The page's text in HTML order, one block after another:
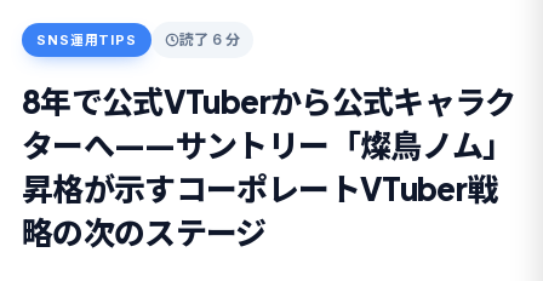
SNS運用TIPS 読了 6 分
8年で公式VTuberから公式キャラク
ターへ——サントリー「燦鳥ノム」
昇格が示すコーポレートVTuber戦
略の次のステージ